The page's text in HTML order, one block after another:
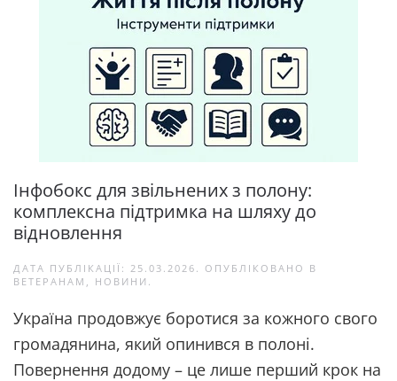
Інфобокс для звільнених з полону:
комплексна підтримка на шляху до
відновлення
ДАТА ПУБЛІКАЦІЇ: 25.03.2026 . ОПУБЛІКОВАНО В
ВЕТЕРАНАМ , НОВИНИ .
Україна продовжує боротися за кожного свого
громадянина, який опинився в полоні.
Повернення додому – це лише перший крок на